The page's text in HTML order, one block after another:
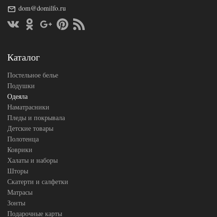
Сезонность
Всесезонное
Наполнитель
Хлопок /
Лен
Производитель
dom@domilfo.ru
Каталог
Постельное белье
Подушки
Одеяла
Наматрасники
Пледы и покрывала
Детские товары
Полотенца
Коврики
Халаты и наборы
Шторы
Скатерти и салфетки
Матрасы
Зонты
Подарочные карты